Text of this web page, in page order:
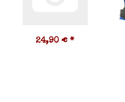
24,90 € *